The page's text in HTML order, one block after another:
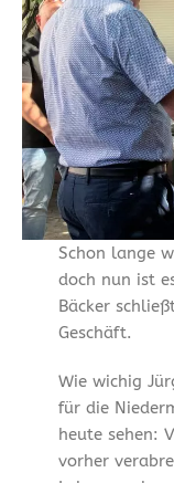
Schon lange
doch nun ist
Bäcker
Geschäft.
Wie wichig
für die
heute sehen:
vorher